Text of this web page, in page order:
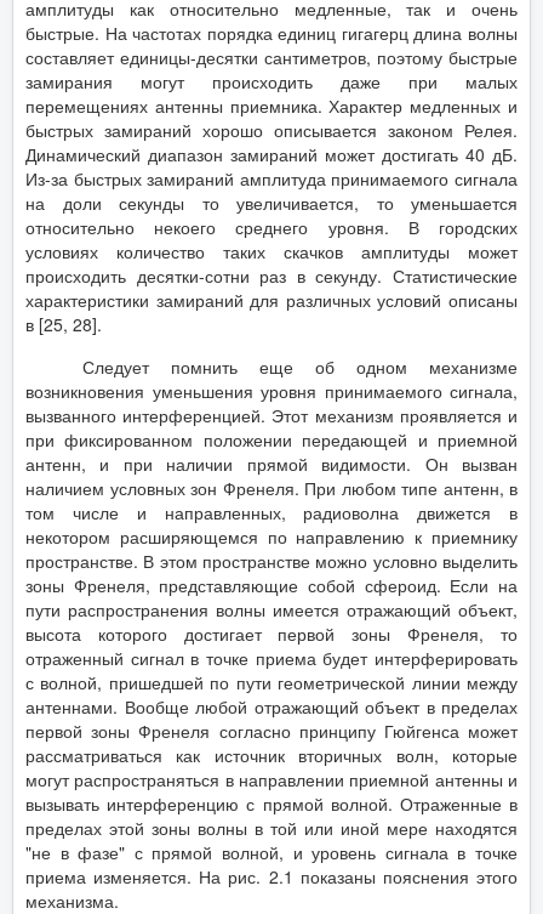
амплитуды как относительно медленные, так и очень
быстрые. На частотах порядка единиц гигагерц длина волны
составляет единицы-десятки сантиметров, поэтому быстрые
замирания могут происходить даже при малых
перемещениях антенны приемника. Характер медленных и
быстрых замираний хорошо описывается законом Релея.
Динамический диапазон замираний может достигать 40 дБ.
Из-за быстрых замираний амплитуда принимаемого сигнала
на доли секунды то увеличивается, то уменьшается
относительно некоего среднего уровня. В городских
условиях количество таких скачков амплитуды может
происходить десятки-сотни раз в секунду. Статистические
характеристики замираний для различных условий описаны
в [25, 28].
Следует помнить еще об одном механизме
возникновения уменьшения уровня принимаемого сигнала,
вызванного интерференцией. Этот механизм проявляется и
при фиксированном положении передающей и приемной
антенн, и при наличии прямой видимости. Он вызван
наличием условных зон Френеля. При любом типе антенн, в
том числе и направленных, радиоволна движется в
некотором расширяющемся по направлению к приемнику
пространстве. В этом пространстве можно условно выделить
зоны Френеля, представляющие собой сфероид. Если на
пути распространения волны имеется отражающий объект,
высота которого достигает первой зоны Френеля, то
отраженный сигнал в точке приема будет интерферировать
с волной, пришедшей по пути геометрической линии между
антеннами. Вообще любой отражающий объект в пределах
первой зоны Френеля согласно принципу Гюйгенса может
рассматриваться как источник вторичных волн, которые
могут распространяться в направлении приемной антенны и
вызывать интерференцию с прямой волной. Отраженные в
пределах этой зоны волны в той или иной мере находятся
"не в фазе" с прямой волной, и уровень сигнала в точке
приема изменяется. На рис. 2.1 показаны пояснения этого
механизма.